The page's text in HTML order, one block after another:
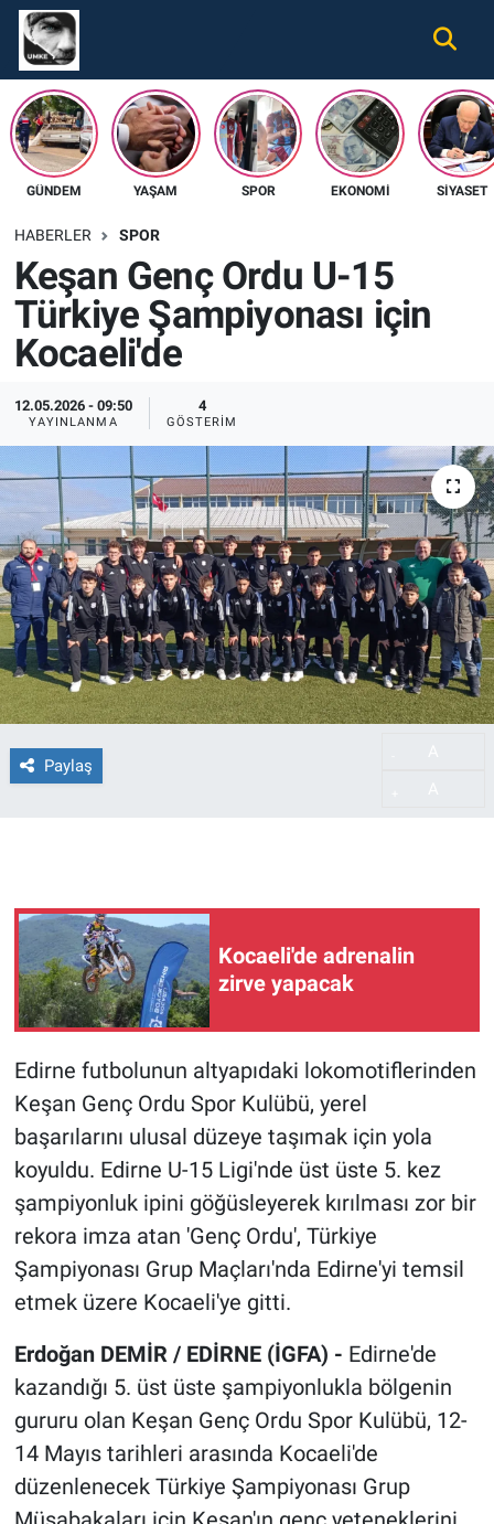
GÜNDEM YAŞAM SPOR EKONOMI SIYASET
HABERLER SPOR
Keşan Genç Ordu U-15
Türkiye Şampiyonası için
Kocaeli'de
12.05.2026 - 09:50
YAYINLANMA
4
GÖSTERIM
Paylaş
Kocaeli'de adrenalin
zirve yapacak
Edirne futbolunun altyapıdaki lokomotiflerinden
Keşan Genç Ordu Spor Kulübü, yerel
başarılarını ulusal düzeye taşımak için yola
koyuldu. Edirne U-15 Ligi'nde üst üste 5. kez
şampiyonluk ipini göğüsleyerek kırılması zor bir
rekora imza atan 'Genç Ordu', Türkiye
Şampiyonası Grup Maçları'nda Edirne'yi temsil
etmek üzere Kocaeli'ye gitti.
Erdoğan DEMİR / EDİRNE (İGFA) - Edirne'de
kazandığı 5. üst üste şampiyonlukla bölgenin
gururu olan Keşan Genç Ordu Spor Kulübü, 12-
14 Mayıs tarihleri arasında Kocaeli'de
düzenlenecek Türkiye Şampiyonası Grup
Gündem
Ekonomi
Spor
Tüm Haberler
İletişim
Künye
Nöbetçi Eczaneler
Hava Durumu
Namaz Vakitleri
Süper Lig Puan Durumu ve Fikstür
Tüm Manşetler
Son Dakika Haberleri
Haber Arşivi